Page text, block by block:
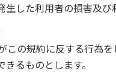
した利用者の損害及び
の規約に反する行為
るものとします。